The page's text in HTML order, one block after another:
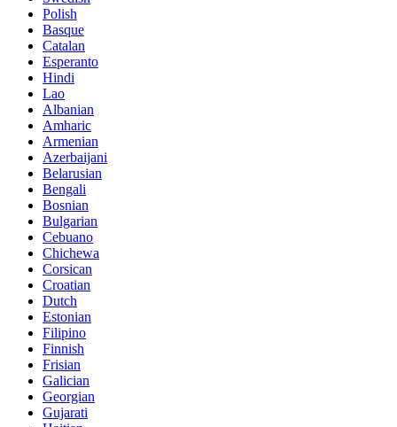
Polish
Basque
Catalan
Esperanto
Hindi
Lao
Albanian
Amharic
Armenian
Azerbaijani
Belarusian
Bengali
Bosnian
Bulgarian
Cebuano
Chichewa
Corsican
Croatian
Dutch
Estonian
Filipino
Finnish
Frisian
Galician
Georgian
Gujarati